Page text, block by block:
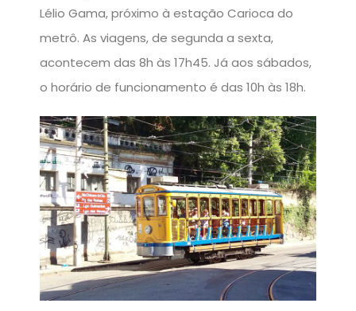
Lélio Gama, próximo à estação Carioca do
metrô. As viagens, de segunda a sexta,
acontecem das 8h às 17h45. Já aos sábados,
o horário de funcionamento é das 10h às 18h.